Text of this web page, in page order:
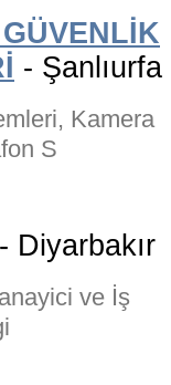
- Şanlıurfa
Kamera
S
- Diyarbakır
ve İş